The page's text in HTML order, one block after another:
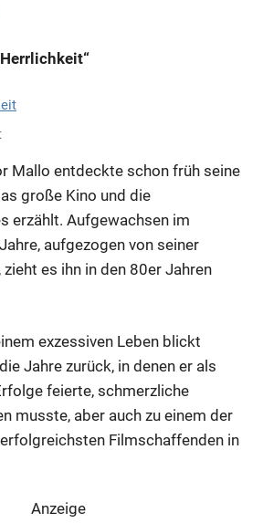
Mallo entdeckte schon früh seine
große Kino und die
erzählt. Aufgewachsen im
aufgezogen von seiner
es ihn in den 80er Jahren
exzessiven Leben blickt
Jahre zurück, in denen er als
feierte, schmerzliche
musste, aber auch zu einem der
Filmschaffenden in
Anzeige